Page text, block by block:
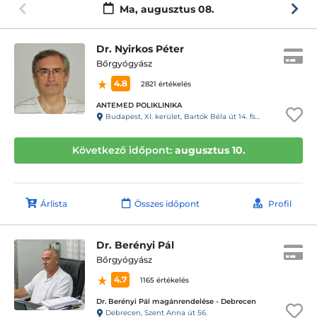
Ma, augusztus 08.
Dr. Nyirkos Péter
Bőrgyógyász
4.8
2821 értékelés
ANTEMED POLIKLINIKA
Budapest, XI. kerület, Bartók Béla út 14. fszt. 6.
Következő időpont: augusztus 10.
Árlista Összes időpont Profil
Dr. Berényi Pál
Bőrgyógyász
4.7
1165 értékelés
Dr. Berényi Pál magánrendelése - Debrecen
Debrecen, Szent Anna út 56.